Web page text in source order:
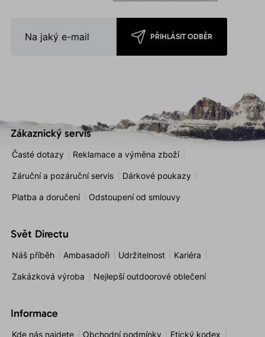
PŘIHLÁSIT ODBĚR
Zákaznický servis
Časté dotazy Reklamace a výměna zboží
Záruční a pozáruční servis Dárkové poukazy
Platba a doručení Odstoupení od smlouvy
Svět Directu
Náš příběh Ambasadoři Udržitelnost Kariéra
Zakázková výroba Nejlepší outdoorové oblečení
Informace
Kde nás najdete Obchodní podmínky Etický kodex